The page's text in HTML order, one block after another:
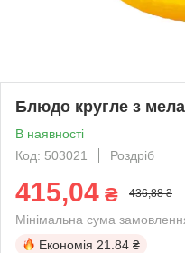
Блюдо кругле з
В наявності
Код: 503021
Роздріб
415,04 ₴ 436,88 ₴
Мінімальна сума
Економія 21.84 ₴